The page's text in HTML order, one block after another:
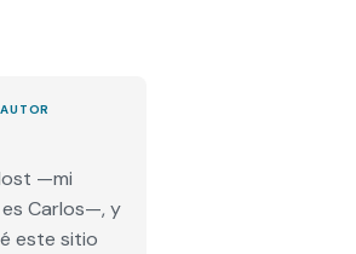
—mi
Carlos—, y
este sitio